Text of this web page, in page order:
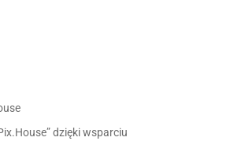
dzięki wsparciu